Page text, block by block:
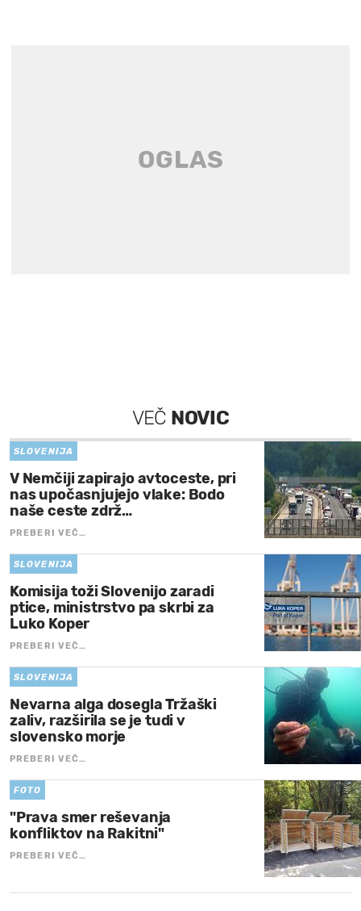
VEČ NOVIC
SLOVENIJA
V Nemčiji zapirajo avtoceste, pri
nas upočasnjujejo vlake: Bodo
naše ceste zdrž…
PREBERI VEČ…
SLOVENIJA
Komisija toži Slovenijo zaradi
ptice, ministrstvo pa skrbi za
Luko Koper
PREBERI VEČ…
SLOVENIJA
Nevarna alga dosegla Tržaški
zaliv, razširila se je tudi v
slovensko morje
PREBERI VEČ…
FOTO
"Prava smer reševanja
konfliktov na Rakitni"
PREBERI VEČ…